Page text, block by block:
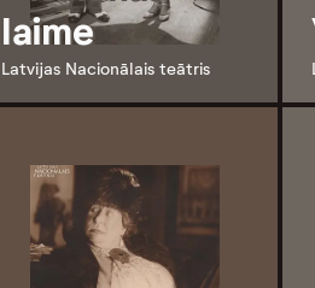
laime
Latvijas Nacionālais teātris